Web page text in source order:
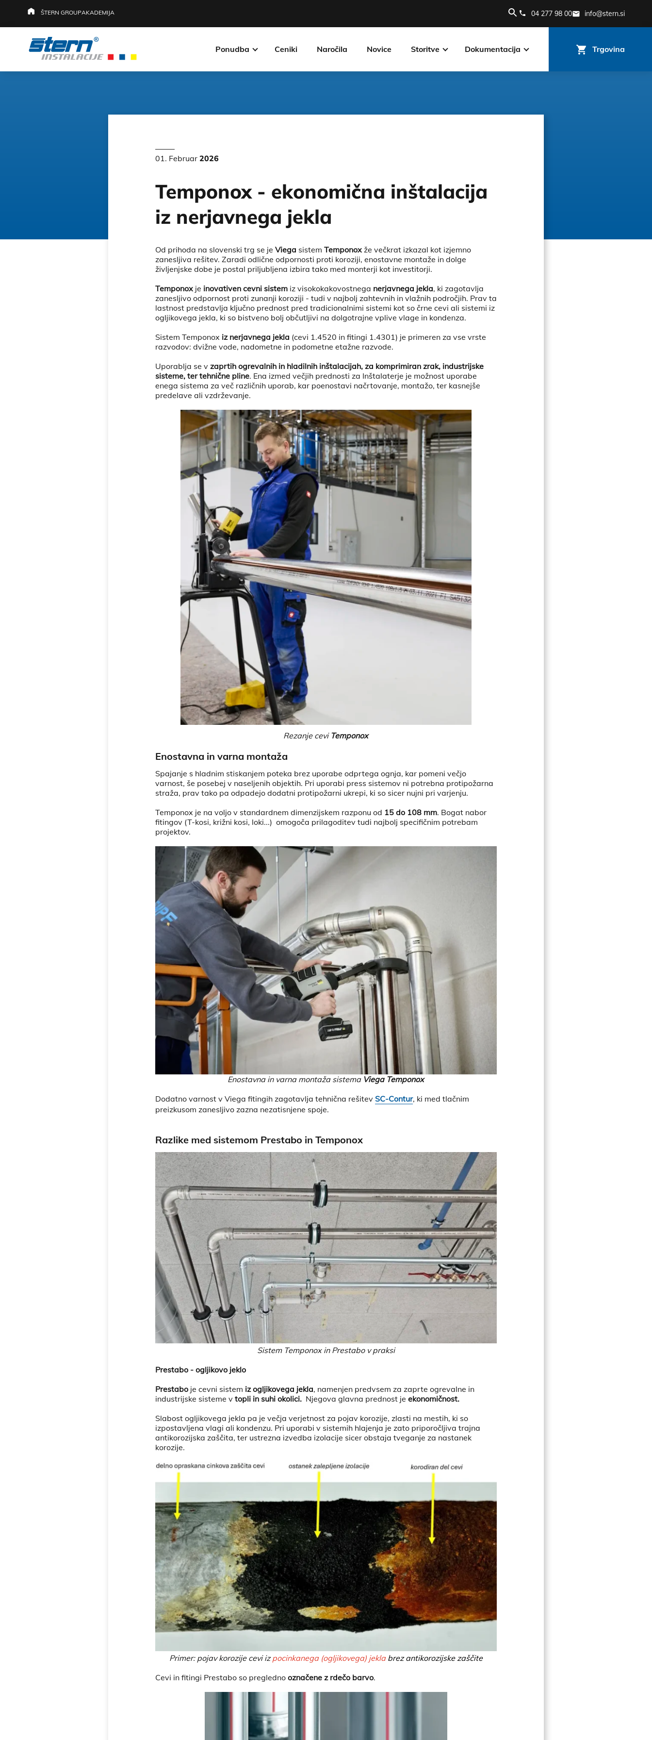
ŠTERN GROUPAKADEMIJA 04 277 98 00 info@stern.si
Ponudba Ceniki Naročila Novice Storitve Dokumentacija Trgovina
01. Februar 2026
Temponox - ekonomična inštalacija
iz nerjavnega jekla
Od prihoda na slovenski trg se je Viega sistem Temponoxže večkrat izkazal kot izjemno
zanesljiva rešitev. Zaradi odlične odpornosti proti koroziji, enostavne montaže in dolge
življenjske dobe je postal priljubljena izbira tako med monterji kot investitorji.
Temponox je inovativen cevni sistemiz visokokakovostnega nerjavnega jekla, ki zagotavlja
zanesljivo odpornost proti zunanji koroziji - tudi v najbolj zahtevnih in vlažnih področjih. Prav ta
lastnost predstavlja ključno prednost pred tradicionalnimi sistemi kot so črne cevi ali sistemi iz
ogljikovega jekla, ki so bistveno bolj občutljivi na dolgotrajne vplive vlage in kondenza.
Sistem Temponox iz nerjavnega jekla (cevi 1.4520 in fitingi 1.4301) je primeren za vse vrste
razvodov: dvižne vode, nadometne in podometne etažne razvode.
Uporablja se vzaprtih ogrevalnih in hladilnih inštalacijah, za komprimiran zrak, industrijske
sisteme, ter tehnične pline. Ena izmed večjih prednosti za Inštalaterje je možnost uporabe
enega sistema za več različnih uporab, kar poenostavi načrtovanje, montažo, ter kasnejše
predelave ali vzdrževanje.
Rezanje ceviTemponox
Enostavna in varna montaža
Spajanje s hladnim stiskanjem poteka brez uporabe odprtega ognja, kar pomeni večjo
varnost, še posebej v naseljenih objektih. Pri uporabi press sistemov ni potrebna protipožarna
straža, prav tako pa odpadejo dodatni protipožarni ukrepi, ki so sicer nujni pri varjenju.
Temponox je na voljo v standardnem dimenzijskem razponu od 15 do 108 mm. Bogat nabor
fitingov (T-kosi, križni kosi, loki...) omogoča prilagoditev tudi najbolj specifičnim potrebam
projektov.
Enostavna in varna montaža sistemaViega Temponox
Dodatno varnost v Viega fitingih zagotavlja tehnična rešitev SC-Contur, ki med tlačnim
preizkusom zanesljivo zazna nezatisnjene spoje.
Razlike med sistemom Prestabo in Temponox
Sistem Temponox in Prestabo v praksi
Prestabo - ogljikovo jeklo
Prestabo je cevni sistem iz ogljikovega jekla, namenjen predvsem za zaprte ogrevalne in
industrijske sisteme v topli in suhi okolici. Njegova glavna prednost je ekonomičnost.
Slabost ogljikovega jekla pa je večja verjetnost za pojav korozije, zlasti na mestih, ki so
izpostavljena vlagi ali kondenzu. Pri uporabi v sistemih hlajenja je zato priporočljiva trajna
antikorozijska zaščita, ter ustrezna izvedba izolacije sicer obstaja tveganje za nastanek
korozije.
Primer: pojav korozije cevi izpocinkanega (ogljikovega) jekla brez antikorozijske zaščite
Cevi in fitingi Prestabo so pregledno označene z rdečo barvo.